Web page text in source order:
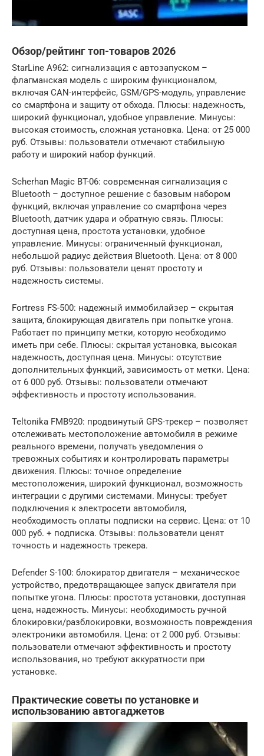
Обзор/рейтинг топ-товаров 2026
StarLine A962: сигнализация с автозапуском –
флагманская модель с широким функционалом,
включая CAN-интерфейс, GSM/GPS-модуль, управление
со смартфона и защиту от обхода. Плюсы: надежность,
широкий функционал, удобное управление. Минусы:
высокая стоимость, сложная установка. Цена: от 25 000
руб. Отзывы: пользователи отмечают стабильную
работу и широкий набор функций.
Scherhan Magic BT-06: современная сигнализация с
Bluetooth – доступное решение с базовым набором
функций, включая управление со смартфона через
Bluetooth, датчик удара и обратную связь. Плюсы:
доступная цена, простота установки, удобное
управление. Минусы: ограниченный функционал,
небольшой радиус действия Bluetooth. Цена: от 8 000
руб. Отзывы: пользователи ценят простоту и
надежность системы.
Fortress FS-500: надежный иммобилайзер – скрытая
защита, блокирующая двигатель при попытке угона.
Работает по принципу метки, которую необходимо
иметь при себе. Плюсы: скрытая установка, высокая
надежность, доступная цена. Минусы: отсутствие
дополнительных функций, зависимость от метки. Цена:
от 6 000 руб. Отзывы: пользователи отмечают
эффективность и простоту использования.
Teltonika FMB920: продвинутый GPS-трекер – позволяет
отслеживать местоположение автомобиля в режиме
реального времени, получать уведомления о
тревожных событиях и контролировать параметры
движения. Плюсы: точное определение
местоположения, широкий функционал, возможность
интеграции с другими системами. Минусы: требует
подключения к электросети автомобиля,
необходимость оплаты подписки на сервис. Цена: от 10
000 руб. + подписка. Отзывы: пользователи ценят
точность и надежность трекера.
Defender S-100: блокиратор двигателя – механическое
устройство, предотвращающее запуск двигателя при
попытке угона. Плюсы: простота установки, доступная
цена, надежность. Минусы: необходимость ручной
блокировки/разблокировки, возможность повреждения
электроники автомобиля. Цена: от 2 000 руб. Отзывы:
пользователи отмечают эффективность и простоту
использования, но требуют аккуратности при
установке.
Практические советы по установке и
использованию автогаджетов